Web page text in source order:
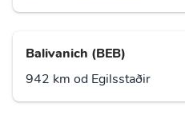
Balivanich (BEB)
942 km od Egilsstaðir